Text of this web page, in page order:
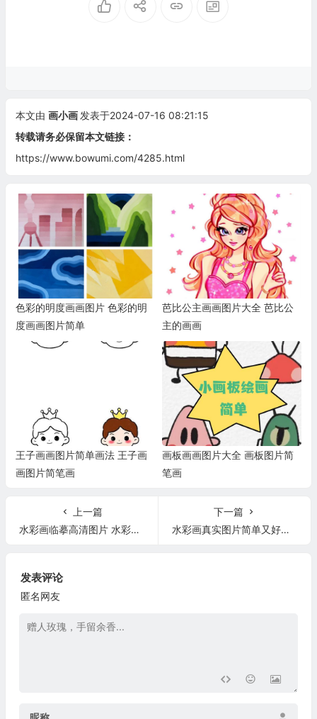
本文由 画小画 发表于2024-07-16 08:21:15
转载请务必保留本文链接：
https://www.bowumi.com/4285.html
色彩的明度画画图片 色彩的明
度画画图片简单
芭比公主画画图片大全 芭比公
主的画画
王子画画图片简单画法 王子画
画图片简笔画
画板画画图片大全 画板图片简
笔画
上一篇
水彩画临摹高清图片 水彩画临摹高清图片大全
下一篇
水彩画真实图片简单又好看 水彩画实物图
发表评论
匿名网友